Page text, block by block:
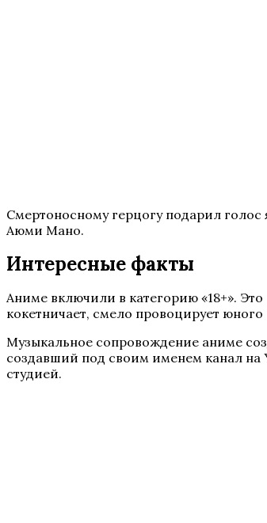
Смертоносному герцогу подарил голос
Аюми Мано.
Интересные факты
Аниме включили в категорию «18+».
кокетничает, смело провоцирует
Музыкальное сопровождение аниме
создавший под своим именем канал на
студией.